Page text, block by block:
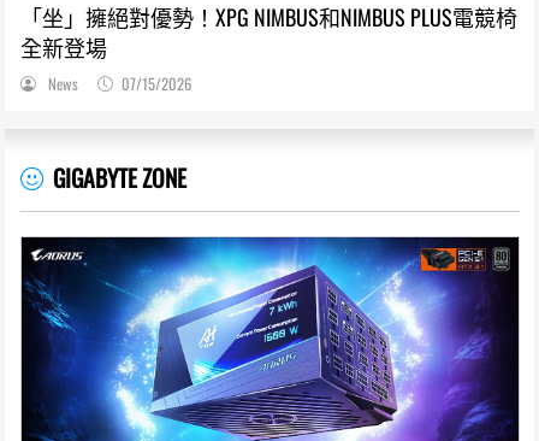
「坐」擁絕對優勢！XPG NIMBUS和NIMBUS PLUS電競椅
全新登場
News 07/15/2026
GIGABYTE ZONE